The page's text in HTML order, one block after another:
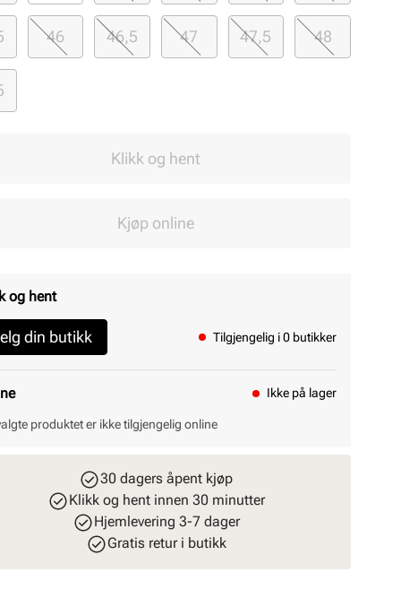
46 46,5 47 47,5 48
Klikk og hent
Kjøp online
og hent
din butikk Tilgjengelig i 0 butikker
Ikke på lager
produktet er ikke tilgjengelig online
30 dagers åpent kjøp
Klikk og hent innen 30 minutter
Hjemlevering 3-7 dager
Gratis retur i butikk